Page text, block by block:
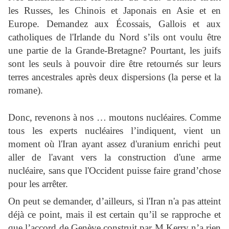
les Russes, les Chinois et Japonais en Asie et en
Europe. Demandez aux Écossais, Gallois et aux
catholiques de l'Irlande du Nord s’ils ont voulu être
une partie de la Grande-Bretagne? Pourtant, les juifs
sont les seuls à pouvoir dire être retournés sur leurs
terres ancestrales après deux dispersions (la perse et la
romane).
Donc, revenons à nos … moutons nucléaires. Comme
tous les experts nucléaires l’indiquent, vient un
moment où l'Iran ayant assez d'uranium enrichi peut
aller de l'avant vers la construction d'une arme
nucléaire, sans que l'Occident puisse faire grand’chose
pour les arrêter.
On peut se demander, d’ailleurs, si l'Iran n'a pas atteint
déjà ce point, mais il est certain qu’il se rapproche et